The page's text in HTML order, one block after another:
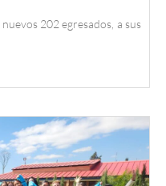
202 egresados, a sus